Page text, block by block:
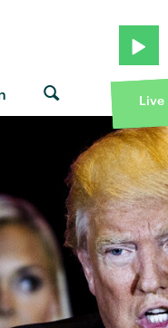
· "Eastside Girls" von
Live